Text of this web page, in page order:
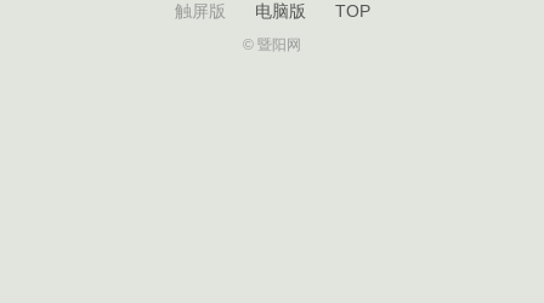
触屏版 电脑版 TOP
© 暨阳网